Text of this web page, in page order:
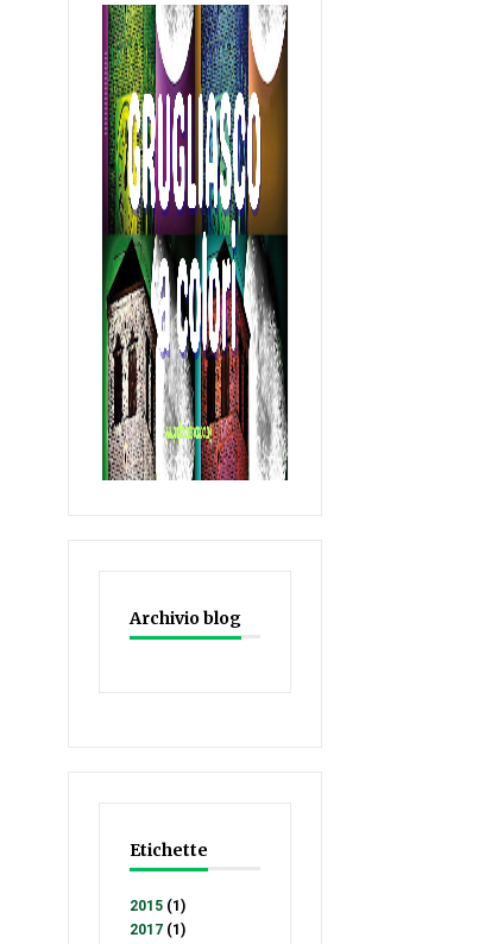
Archivio blog
Etichette
2015 (1)
2017 (1)